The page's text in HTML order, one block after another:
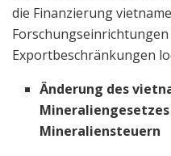
die Finanzierung
Exportbeschränkungen
Änderung des
Mineraliensteuern